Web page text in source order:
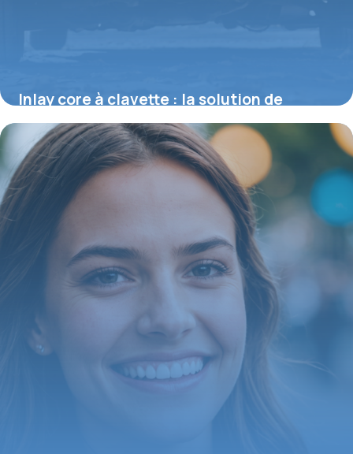
Inlay core à clavette : la solution de
restauration pour dents très délabrées
15 juin 2026